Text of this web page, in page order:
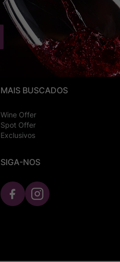
MAIS BUSCADOS
Wine Offer
Spot Offer
Exclusivos
SIGA-NOS